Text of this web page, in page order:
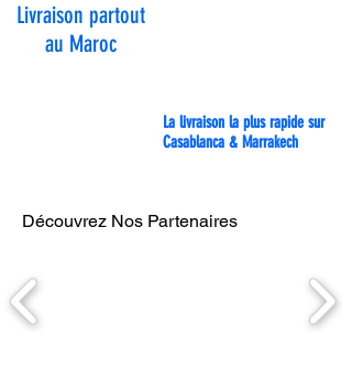
Livraison partout
au Maroc
La livraison la plus rapide sur
Casablanca & Marrakech
Découvrez Nos Partenaires